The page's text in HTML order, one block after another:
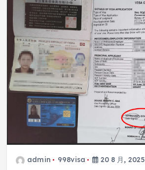
admin 998visa 20 8 月, 2025